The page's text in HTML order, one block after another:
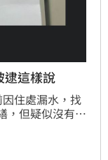
這樣說
住處漏水，找
，但疑似沒有將
時許，陳男回